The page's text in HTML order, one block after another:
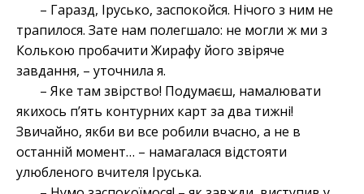
– Гаразд, Ірусько, заспокойся. Нічого з ним не
трапилося. Зате нам полегшало: не могли ж ми з
Колькою пробачити Жирафу його звіряче
завдання, – уточнила я.
– Яке там звірство! Подумаєш, намалювати
якихось п’ять контурних карт за два тижні!
Звичайно, якби ви все робили вчасно, а не в
останній момент… – намагалася відстояти
улюбленого вчителя Іруська.